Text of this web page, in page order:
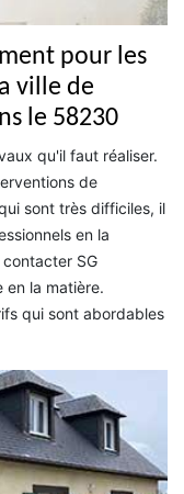
pour les
ville de
le 58230
qu'il faut réaliser.
de
sont très difficiles, il
en la
SG
la matière.
qui sont abordables